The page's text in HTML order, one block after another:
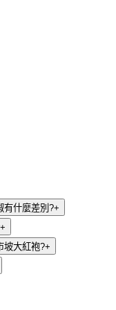
有什麼差別?+
+
坡大紅袍?+